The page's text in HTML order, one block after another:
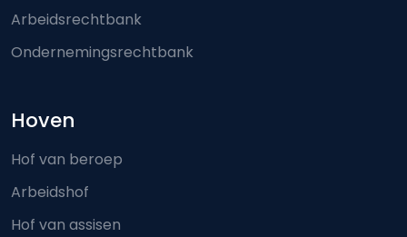
Arbeidsrechtbank
Ondernemingsrechtbank
Hoven
Hof van beroep
Arbeidshof
Hof van assisen